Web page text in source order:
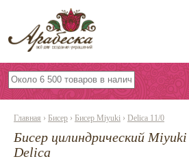
Бусины, подвески, декор
Бисер
Фурнитура
Главная › Бисер › Бисер Miyuki › Delica 11/0
Бисер цилиндрический Miyuki
Delica